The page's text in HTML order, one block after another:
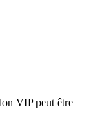
VIP peut être